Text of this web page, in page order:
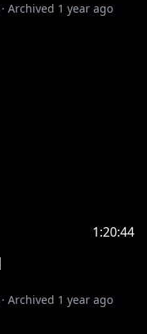
· Archived 1 year ago
1:20:44
· Archived 1 year ago